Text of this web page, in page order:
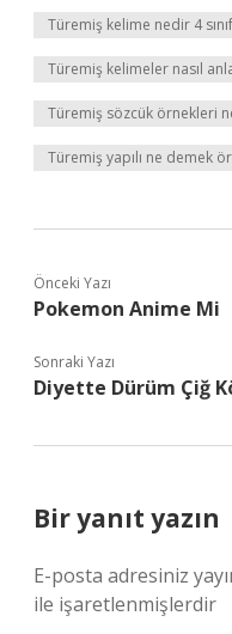
Türemiş kelime nedir 4 sınıf
Türemiş kelimeler nasıl
Türemiş sözcük örnekleri
Türemiş yapılı ne demek
Önceki Yazı
Pokemon Anime Mi
Sonraki Yazı
Diyette Dürüm Çiğ
Bir yanıt yazın
E-posta adresiniz
ile işaretlenmişlerdir